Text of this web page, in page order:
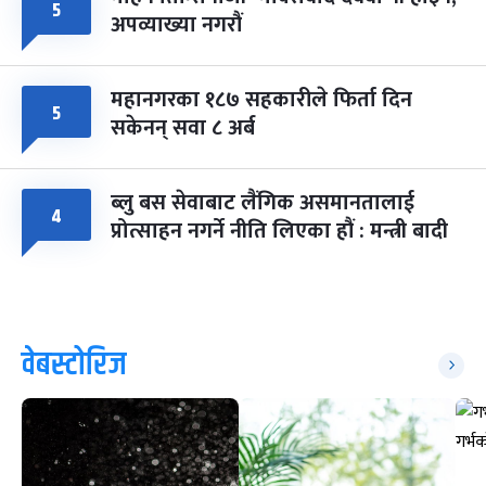
५ अपव्याख्या नगरौं
५ महानगरका १८७ सहकारीले फिर्ता दिन
सकेनन् सवा ८ अर्ब
४ ब्लु बस सेवाबाट लैंगिक असमानतालाई
प्रोत्साहन नगर्ने नीति लिएका हौं : मन्त्री बादी
वेबस्टोरिज